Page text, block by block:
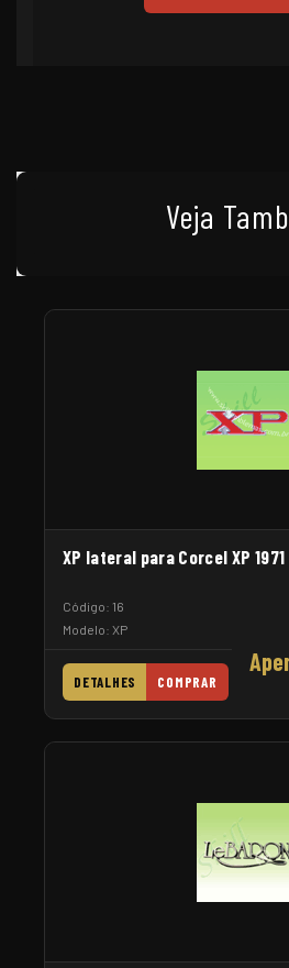
Veja
XP lateral para Corcel XP 1971
Código: 16
Modelo: XP
DETALHES COMPRAR